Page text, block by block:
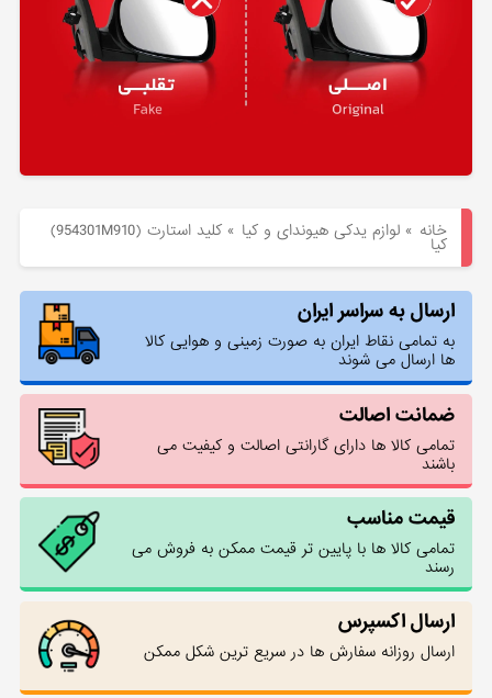
خانه »لوازم یدکی هیوندای و کیا » كليد استارت (954301M910)
کیا
ارسال به سراسر ایران
به تمامی نقاط ایران به صورت زمینی و هوایی کالا
ها ارسال می شوند
ضمانت اصالت
تمامی کالا ها دارای گارانتی اصالت و کیفیت می
باشند
قیمت مناسب
تمامی کالا ها با پایین تر قیمت ممکن به فروش می
رسند
ارسال اکسپرس
ارسال روزانه سفارش ها در سریع ترین شکل ممکن